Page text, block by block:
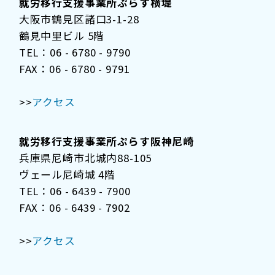
大阪市鶴見区諸口3-1-28
鶴見中里ビル 5階
TEL：06 - 6780 - 9790
FAX：06 - 6780 - 9791
>>アクセス
就労移行支援事業所ぷらす阪神尼崎
兵庫県尼崎市北城内88-105
ヴェール尼崎城 4階
TEL：06 - 6439 - 7900
FAX：06 - 6439 - 7902
>>アクセス